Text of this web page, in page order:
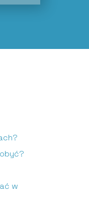
w